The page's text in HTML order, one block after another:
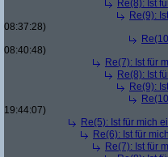
Re(8): Ist
Re(9):
08:37:28)
08:40:48)
Re(7): Ist für
Re(8): Ist
Re(9):
19:44:07)
Re(5): Ist für mich
Re(6): Ist für
Re(7): Ist für